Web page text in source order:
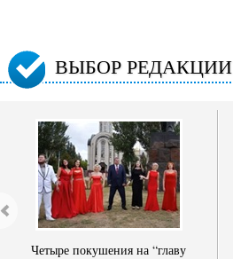
ВЫБОР РЕДАКЦИИ
Четыре покушения на “главу